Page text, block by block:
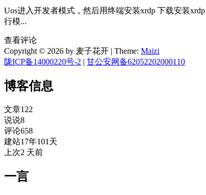
Uos进入开发者模式，然后用终端安装xrdp 下载安装
行模...
查看评论
Copyright © 2026 by 麦子花开 | Theme: Maizi
陇ICP备14000220号-2 | 甘公安网备62052202000110
博客信息
文章122
说说8
评论658
建站17年101天
上次2 天前
一言